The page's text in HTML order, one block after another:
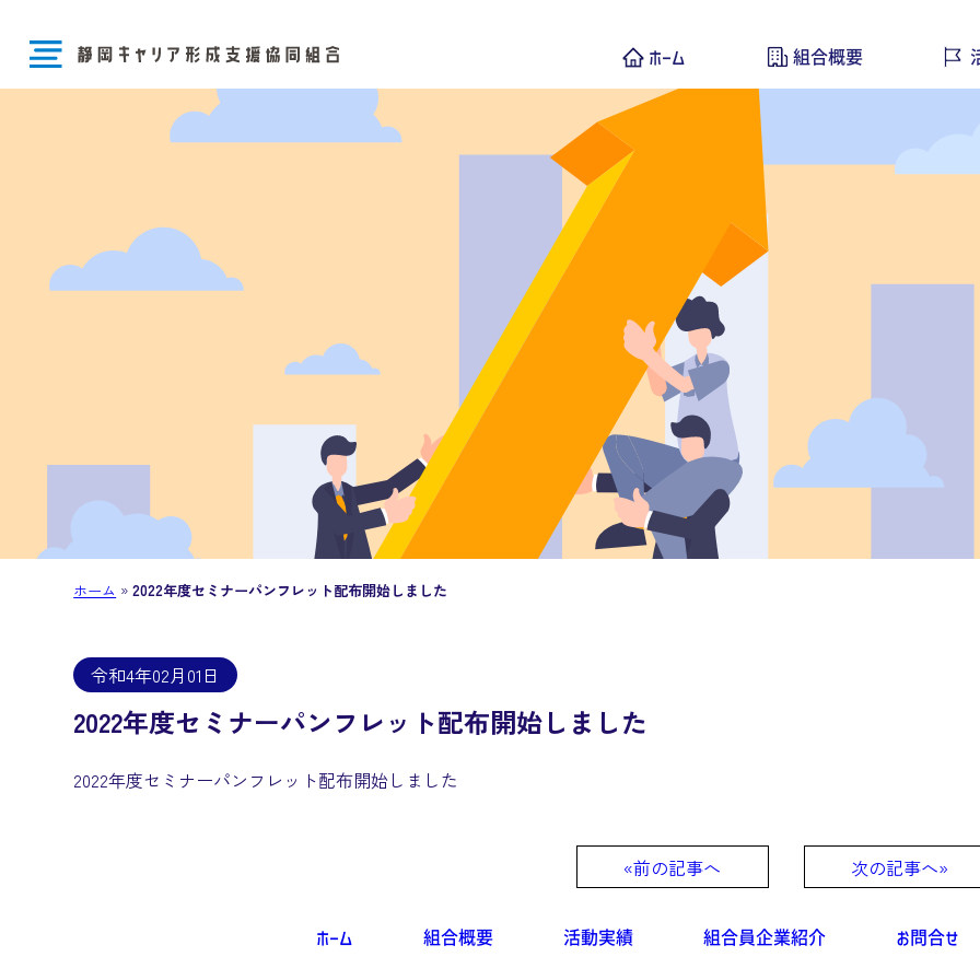
ホーム 組合概要
ホーム »2022年度セミナーパンフレット配布開始しました
令和4年02月01日
2022年度セミナーパンフレット配布開始しました
2022年度セミナーパンフレット配布開始しました
«前の記事へ 次の記事へ»
ホーム 組合概要 活動実績 組合員企業紹介 お問合せ